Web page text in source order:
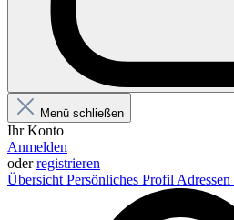
Menü schließen
Ihr Konto
Anmelden
oderregistrieren
Übersicht Persönliches Profil Adressen